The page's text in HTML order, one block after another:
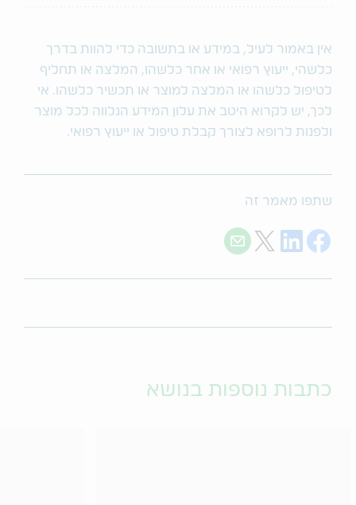
אין באמור לעיל, במידע או בתשובה כדי להוות בדרך
כלשהי, ייעוץ רפואי או אחר כלשהו, המלצה או תחליף
לטיפול כלשהו או המלצה למוצר או תכשיר כלשהו. אי
לכך, יש לקרוא היטב את עלון המידע הנלווה לכל מוצר
ולפנות לרופא לצורך קבלת טיפול או ייעוץ רפואי.
שתפו מאמר זה
Share on Facebook
Share on LinkedIn
Share on Twitter
Share with E-mail
כתבות נוספות בנושא